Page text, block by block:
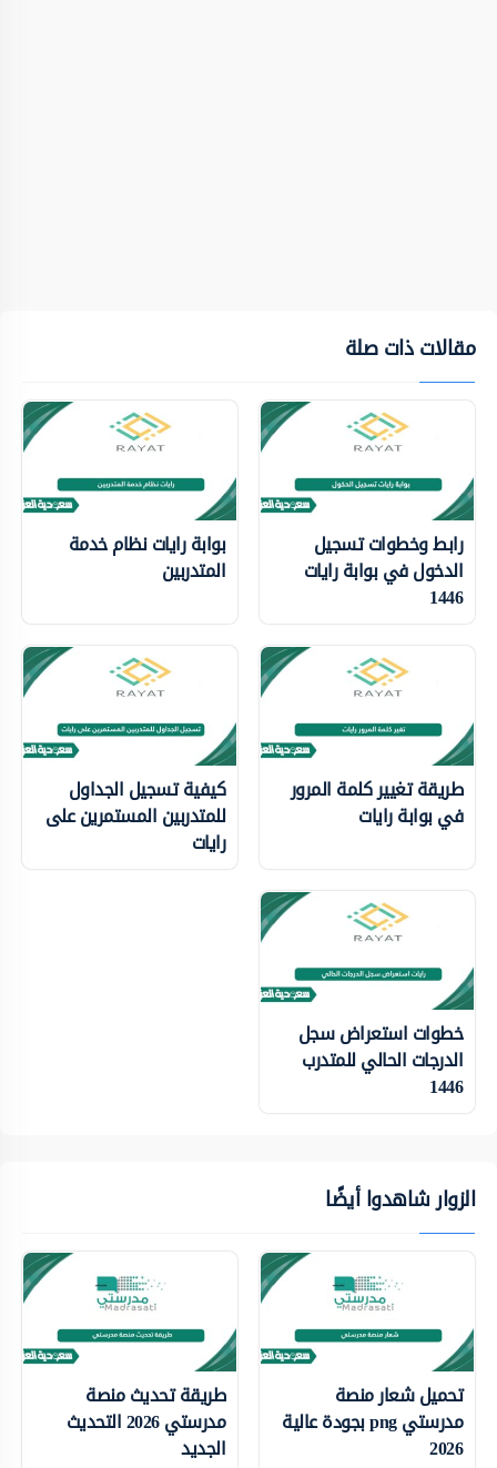
مقالات ذات صلة
رابط وخطوات تسجيل
الدخول في بوابة رايات
1446
بوابة رايات نظام خدمة
المتدربين
طريقة تغيير كلمة المرور
في بوابة رايات
كيفية تسجيل الجداول
للمتدربين المستمرين على
رايات
خطوات استعراض سجل
الدرجات الحالي للمتدرب
1446
الزوار شاهدوا أيضًا
تحميل شعار منصة
مدرستي png بجودة عالية
2026
طريقة تحديث منصة
مدرستي 2026 التحديث
الجديد